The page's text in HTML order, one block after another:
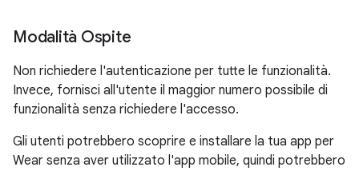
Modalità Ospite
Non richiedere l'autenticazione per tutte le funzionalità.
Invece, fornisci all'utente il maggior numero possibile di
funzionalità senza richiedere l'accesso.
Gli utenti potrebbero scoprire e installare la tua app per
Wear senza aver utilizzato l'app mobile, quindi potrebbero